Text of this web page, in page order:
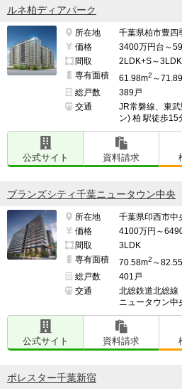
ルネ柏ディアパーク
所在地
千葉県柏市豊四
価格
3400万円台～
間取
2LDK+S～3LDK
専有面積
61.98m2 ～
総戸数
389戸
交通
JR常磐線、東
ン) 柏 駅徒歩15
公式サイト 資料請求
ブランズシティ千葉ニュータウン中央
所在地
千葉県印西市中
価格
4100万円～
間取
3LDK
専有面積
70.58m2 ～
総戸数
401戸
交通
北総鉄道北総線
ニュータウン中
公式サイト 資料請求
ポレスター千葉新宿